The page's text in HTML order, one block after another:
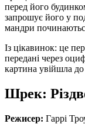
перед його
запрошує його у
мандри
Із цікавинок: це
передані через
картина увійшла
Шрек:
Режисер: Гаррі